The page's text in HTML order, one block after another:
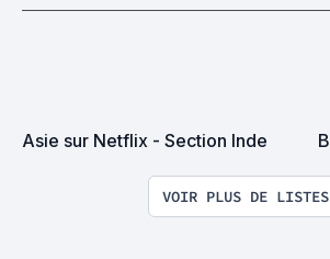
Asie sur Netflix - Section Inde
VOIR PLUS DE LISTES